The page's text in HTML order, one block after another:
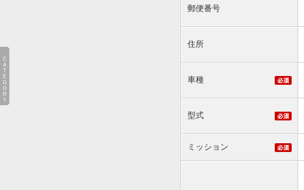
郵便番号
住所
車種
型式
ミッション
ＣＡＴＥＧＯＲＹ